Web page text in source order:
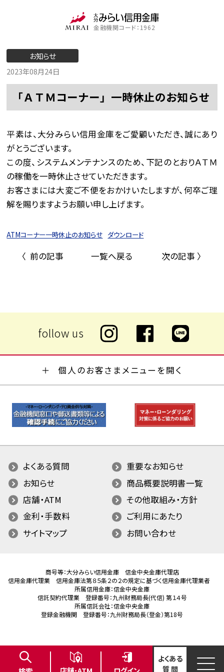
金融機関コード：1962
お知らせ
2023年08月24日
「ＡＴＭコーナー」一時休止のお知らせ
平素は、大分みらい信用金庫をご愛顧いただき、誠にあり
がとうございます。
この度、システムメンテナンスのため、下記のとおりＡＴＭ
の稼働を一時休止させていただきます。
お客さまには大変ご不便をおかけいたしますが、何卒ご理
解を賜りますようお願い申し上げます。
ATMコーナー一時休止のお知らせ ダウンロード
〈 前の記事 一覧へ戻る 次の記事 〉
よくある
質 問
個人のお客さまメニューを開く
よくある質問
重要なお知らせ
お知らせ
商品概要説明書一覧
店舗・ATM
その他取組み・方針
金利・手数料
ご利用にあたり
サイトマップ
お問い合わせ
商号等：大分みらい信用金庫 信金中央金庫代理店
信用金庫代理業 信用金庫法第８５条２の２の規定に基づく信用金庫代理業者
所属信用金庫：信金中央金庫
信託契約代理業 登録番号：九州財務局長(代信) 第１４号
所属信託会社：信金中央金庫
登録金融機関 登録番号：九州財務局長（登金）第18号